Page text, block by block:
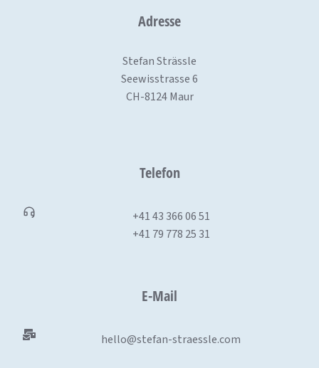
Adresse
Stefan Strässle
Seewisstrasse 6
CH-8124 Maur
Telefon
+41 43 366 06 51
+41 79 778 25 31
E-Mail
hello@stefan-straessle.com